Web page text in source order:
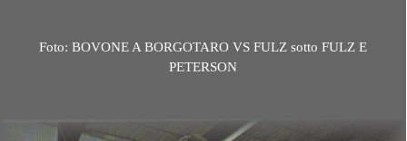
Foto: BOVONE A BORGOTARO VS FULZ sotto FULZ E
PETERSON